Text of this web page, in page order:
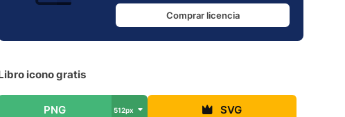
Comprar licencia
icono gratis
PNG 512px SVG